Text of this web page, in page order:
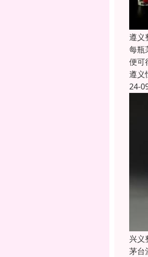
遵义
每瓶
便可
遵义
24-
兴义
茅台